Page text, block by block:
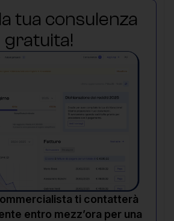
tua consulenza
gratuita!
ti contatterà
entro mezz’ora per una